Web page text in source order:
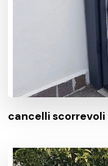
cancelli scorrevoli